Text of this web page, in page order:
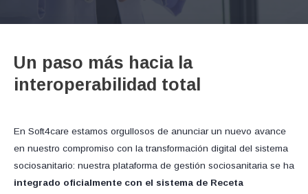
Un paso más hacia la
interoperabilidad total
En Soft4care estamos orgullosos de anunciar un nuevo avance
en nuestro compromiso con la transformación digital del sistema
sociosanitario: nuestra plataforma de gestión sociosanitaria se ha
integrado oficialmente con el sistema de Receta